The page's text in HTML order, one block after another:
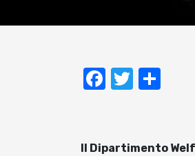
Facebook
Twitter
Il Dipartimento